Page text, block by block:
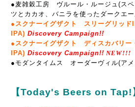
●麦雑穀工房 ヴルール・ルージュ(スペ
ツとカカオ、バニラを使ったダークエ
●スクナーイグザクト スリーグリッド
IPA) Discovery Campaign!!
●スクナーイグザクト ディスカバリー
IPA) Discovery Campaign!! NEW!!!
●モダンタイムス オーダーヴィル(ア
【Today's Beers on Tap!